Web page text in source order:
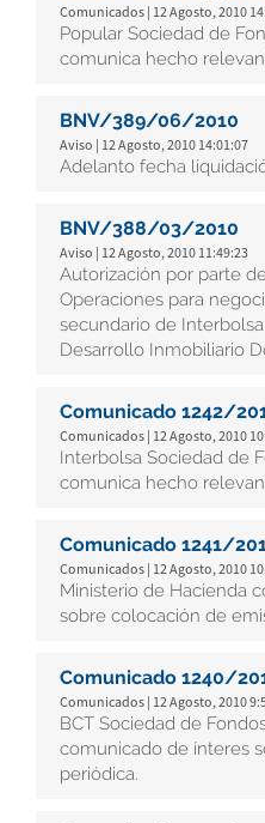
Comunicados | 12 Agosto, 2010
Popular Sociedad de
comunica hecho
BNV/389/06/2010
Aviso | 12 Agosto, 2010 14:01:07
Adelanto fecha
BNV/388/03/2010
Aviso | 12 Agosto, 2010 11:49:23
Autorización por parte
Operaciones para
secundario de
Desarrollo Inmobiliario
Comunicado 1242/
Comunicados | 12 Agosto, 2010
Interbolsa Sociedad de
comunica hecho
Comunicado 1241/
Comunicados | 12 Agosto, 2010
Ministerio de Hacienda
sobre colocación de
Comunicado 1240/
Comunicados | 12 Agosto, 2010
BCT Sociedad de
comunicado de ínteres
periódica.